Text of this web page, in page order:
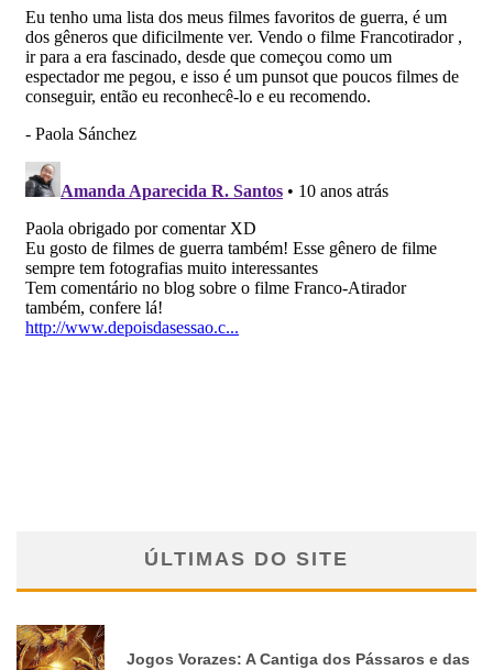
ÚLTIMAS DO SITE
Jogos Vorazes: A Cantiga dos Pássaros e das